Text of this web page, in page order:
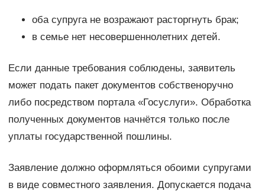
оба супруга не возражают расторгнуть брак;
в семье нет несовершеннолетних детей.
Если данные требования соблюдены, заявитель
может подать пакет документов собственоручно
либо посредством портала «Госуслуги». Обработка
полученных документов начнётся только после
уплаты государственной пошлины.
Заявление должно оформляться обоими супругами
в виде совместного заявления. Допускается подача